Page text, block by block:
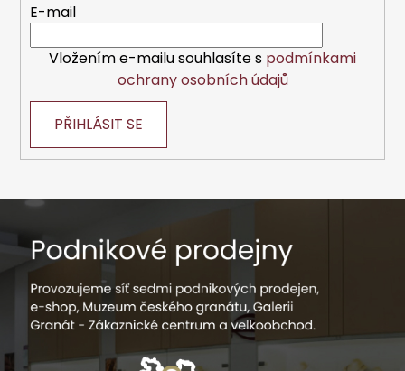
E-mail
Vložením e-mailu souhlasíte s podmínkami
ochrany osobních údajů
PŘIHLÁSIT SE